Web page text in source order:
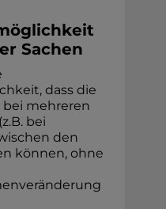
Sachen
dass die
bei mehreren
bei
den
können, ohne